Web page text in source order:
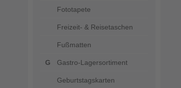
Fototapete
Freizeit- & Reisetaschen
Fußmatten
Gastro-Lagersortiment
Geburtstagskarten